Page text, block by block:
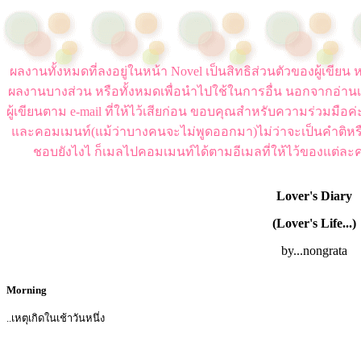
ผลงานทั้งหมดที่ลงอยู่ในหน้า Novel เป็นสิทธิส่วนตัวของผู้เขีย
ผลงานบางส่วน หรือทั้งหมดเพื่อนำไปใช้ในการอื่น นอกจากอ่า
ผู้เขียนตาม e-mail ที่ให้ไว้เสียก่อน ขอบคุณสำหรับความร่วมมือ
และคอมเมนท์(แม้ว่าบางคนจะไม่พูดออกมา)ไม่ว่าจะเป็นคำติ
ชอบยังไงไ ก็เมลไปคอมเมนท์ได้ตามอีเมลที่ให้ไว้ของแต่
Lover's Diary
(Lover's Life...)
by...nongrata
Morning
..เหตุเกิดในเช้าวันหนึ่ง